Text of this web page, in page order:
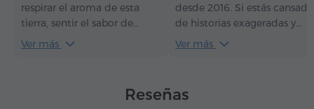
respirar el aroma de esta
tierra, sentir el sabor de
nuestros platos transmitidos
montañas elevadas, y por
Ver más
desde 2016. Si estás cansado
de historias exageradas y
tienes buen sentido del
manos muy hospitalarias.
Ver más
Reseñas